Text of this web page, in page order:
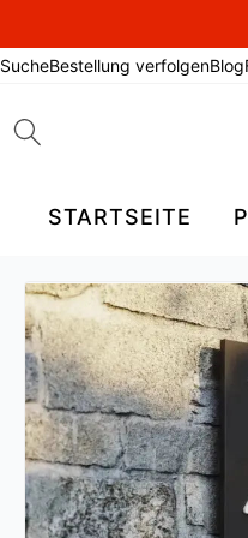
SucheBestellung verfolgenBlog
STARTSEITE